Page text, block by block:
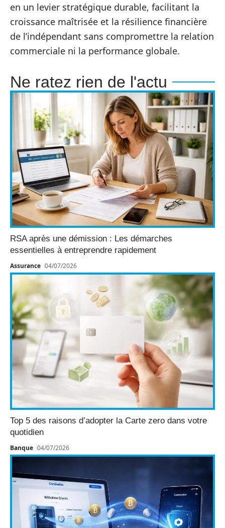
en un levier stratégique durable, facilitant la
croissance maîtrisée et la résilience financière
de l’indépendant sans compromettre la relation
commerciale ni la performance globale.
Ne ratez rien de l'actu
RSA après une démission : Les démarches
essentielles à entreprendre rapidement
Assurance 04/07/2026
Top 5 des raisons d’adopter la Carte zero dans votre
quotidien
Banque 04/07/2026